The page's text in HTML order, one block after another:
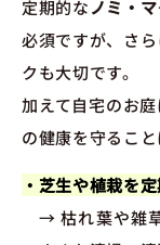
定期的なノミ・
必須ですが、さ
クも大切です。
加えて自宅のお
の健康を守ること
・芝生や植栽を
→ 枯れ葉や雑草